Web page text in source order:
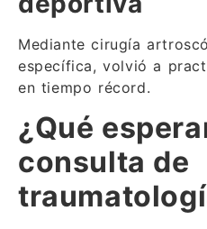
Mediante cirugía
específica, volvió a
en tiempo récord.
¿Qué
consulta de